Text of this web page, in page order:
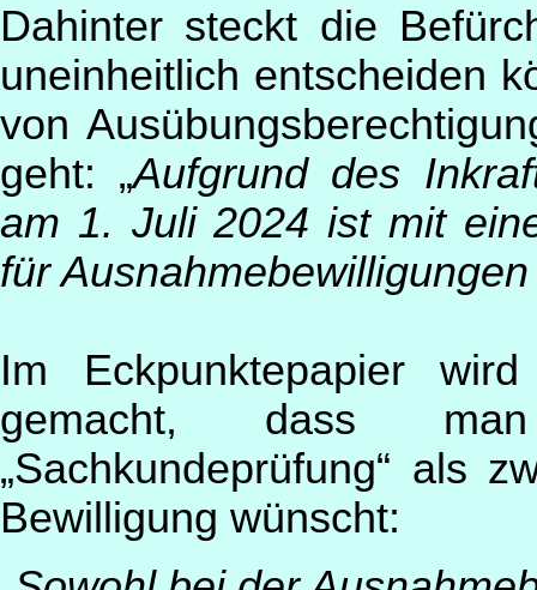
Dahinter steckt die
uneinheitlich entscheiden
von
geht: „Aufgrund des
am 1. Juli 2024 ist mit
für
Im Eckpunktepapier
gemacht, dass
„Sachkundeprüfung“ als
Bewilligung wünscht: